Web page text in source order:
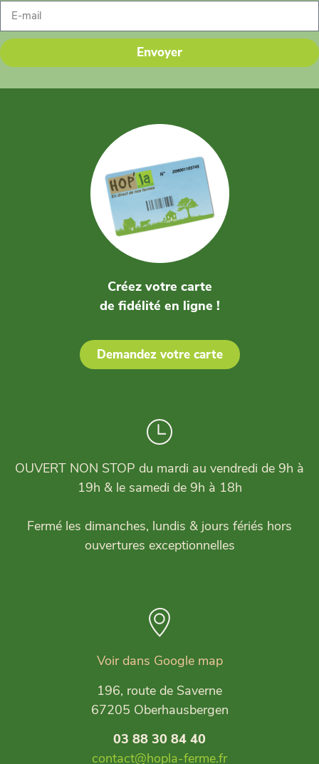
Envoyer
Créez votre carte
de fidélité en ligne !
Demandez votre carte
OUVERT NON STOP du mardi au vendredi de 9h à
19h & le samedi de 9h à 18h
Fermé les dimanches, lundis & jours fériés hors
ouvertures exceptionnelles
Voir dans Google map
196, route de Saverne
67205 Oberhausbergen
03 88 30 84 40
contact@hopla-ferme.fr